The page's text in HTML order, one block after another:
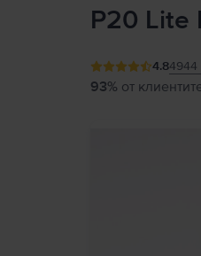
P20 Lite
4.84944
93% от